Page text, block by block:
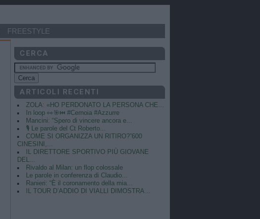
FREESTYLE
CERCA
ARTICOLI RECENTI
ZOLA: «HO PERDONATO LA PERSONA CHE...
In loop 👀🎯⏮️ #Cernoia #Azzurre
Mancini: “Spero di vincere ancora e...
🎙️ Le parole del Ct Roberto...
COME SI ORGANIZZA UN RITIRO?”600
CINESINI,...
IL DIRETTORE SPORTIVO PIÙ GIOVANE
DEL...
Rivaldo al Milan: un flop colossale
Le parole in conferenza di Claudio...
Ranieri: “È il coronamento della mia...
IL TOUR D’ADDIO DI VIALLI DIMOSTRA...